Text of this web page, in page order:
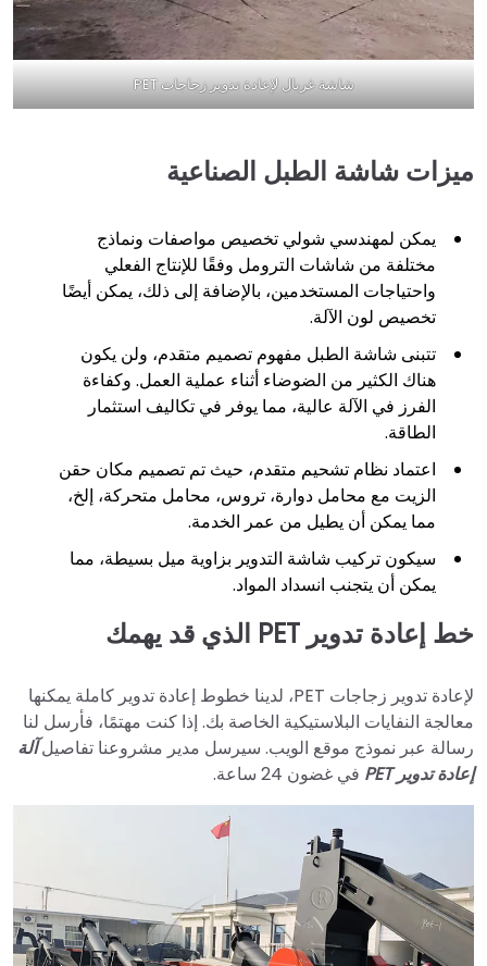
شاشة غربال لإعادة تدوير زجاجات PET
ميزات شاشة الطبل الصناعية
يمكن لمهندسي شولي تخصيص مواصفات ونماذج
مختلفة من شاشات الترومل وفقًا للإنتاج الفعلي
واحتياجات المستخدمين، بالإضافة إلى ذلك، يمكن أيضًا
تخصيص لون الآلة.
تتبنى شاشة الطبل مفهوم تصميم متقدم، ولن يكون
هناك الكثير من الضوضاء أثناء عملية العمل. وكفاءة
الفرز في الآلة عالية، مما يوفر في تكاليف استثمار
الطاقة.
اعتماد نظام تشحيم متقدم، حيث تم تصميم مكان حقن
الزيت مع محامل دوارة، تروس، محامل متحركة، إلخ،
مما يمكن أن يطيل من عمر الخدمة.
سيكون تركيب شاشة التدوير بزاوية ميل بسيطة، مما
يمكن أن يتجنب انسداد المواد.
خط إعادة تدوير PET الذي قد يهمك
لإعادة تدوير زجاجات PET، لدينا خطوط إعادة تدوير كاملة يمكنها
معالجة النفايات البلاستيكية الخاصة بك. إذا كنت مهتمًا، فأرسل لنا
رسالة عبر نموذج موقع الويب. سيرسل مدير مشروعنا تفاصيلآلة
إعادة تدوير PET
في غضون 24 ساعة.